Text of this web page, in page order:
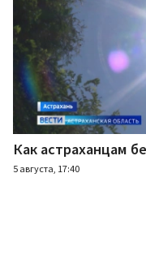
Как астраханцам
5 августа, 17:40